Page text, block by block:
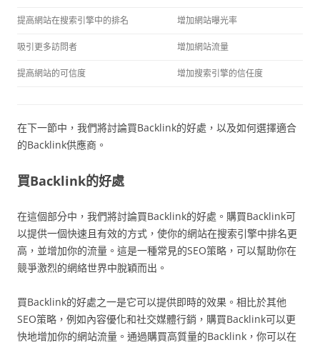
提高網站在搜索引擎中的排名 增加網站曝光率
吸引更多訪問者 增加網站流量
提高網站的可信度 增加搜索引擎的信任度
在下一節中，我們將討論買Backlink的好處，以及如何選擇適合
的Backlink供應商。
買Backlink的好處
在這個部分中，我們將討論買Backlink的好處。購買Backlink可
以提供一個快速且有效的方式，使你的網站在搜索引擎中排名更
高，並增加你的流量。這是一種常見的SEO策略，可以幫助你在
競爭激烈的網絡世界中脫穎而出。
買Backlink的好處之一是它可以提供即時的效果。相比於其他
SEO策略，例如內容優化和社交媒體行銷，購買Backlink可以更
快地增加你的網站流量。通過購買高質量的Backlink，你可以在